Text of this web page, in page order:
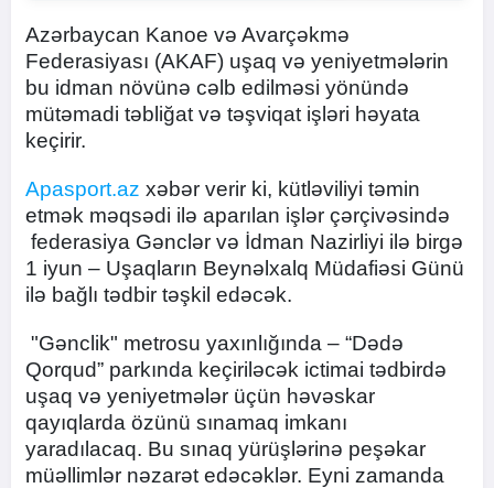
Azərbaycan Kanoe və Avarçəkmə
Federasiyası (AKAF) uşaq və yeniyetmələrin
bu idman növünə cəlb edilməsi yönündə
mütəmadi təbliğat və təşviqat işləri həyata
keçirir.
Apasport.az xəbər verir ki, kütləviliyi təmin
etmək məqsədi ilə aparılan işlər çərçivəsində
federasiya Gənclər və İdman Nazirliyi ilə birgə
1 iyun – Uşaqların Beynəlxalq Müdafiəsi Günü
ilə bağlı tədbir təşkil edəcək.
"Gənclik" metrosu yaxınlığında – “Dədə
Qorqud” parkında keçiriləcək ictimai tədbirdə
uşaq və yeniyetmələr üçün həvəskar
qayıqlarda özünü sınamaq imkanı
yaradılacaq. Bu sınaq yürüşlərinə peşəkar
müəllimlər nəzarət edəcəklər. Eyni zamanda